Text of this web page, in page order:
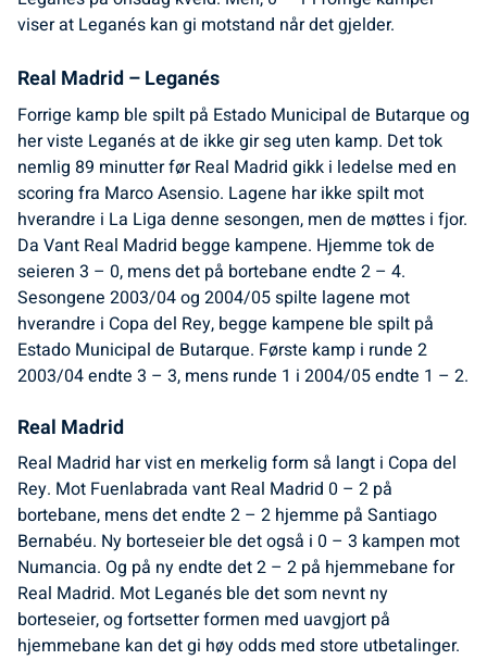
viser at Leganés kan gi motstand når det gjelder.
Real Madrid – Leganés
Forrige kamp ble spilt på Estado Municipal de Butarque og
her viste Leganés at de ikke gir seg uten kamp. Det tok
nemlig 89 minutter før Real Madrid gikk i ledelse med en
scoring fra Marco Asensio. Lagene har ikke spilt mot
hverandre i La Liga denne sesongen, men de møttes i fjor.
Da Vant Real Madrid begge kampene. Hjemme tok de
seieren 3 – 0, mens det på bortebane endte 2 – 4.
Sesongene 2003/04 og 2004/05 spilte lagene mot
hverandre i Copa del Rey, begge kampene ble spilt på
Estado Municipal de Butarque. Første kamp i runde 2
2003/04 endte 3 – 3, mens runde 1 i 2004/05 endte 1 – 2.
Real Madrid
Real Madrid har vist en merkelig form så langt i Copa del
Rey. Mot Fuenlabrada vant Real Madrid 0 – 2 på
bortebane, mens det endte 2 – 2 hjemme på Santiago
Bernabéu. Ny borteseier ble det også i 0 – 3 kampen mot
Numancia. Og på ny endte det 2 – 2 på hjemmebane for
Real Madrid. Mot Leganés ble det som nevnt ny
borteseier, og fortsetter formen med uavgjort på
hjemmebane kan det gi høy odds med store utbetalinger.